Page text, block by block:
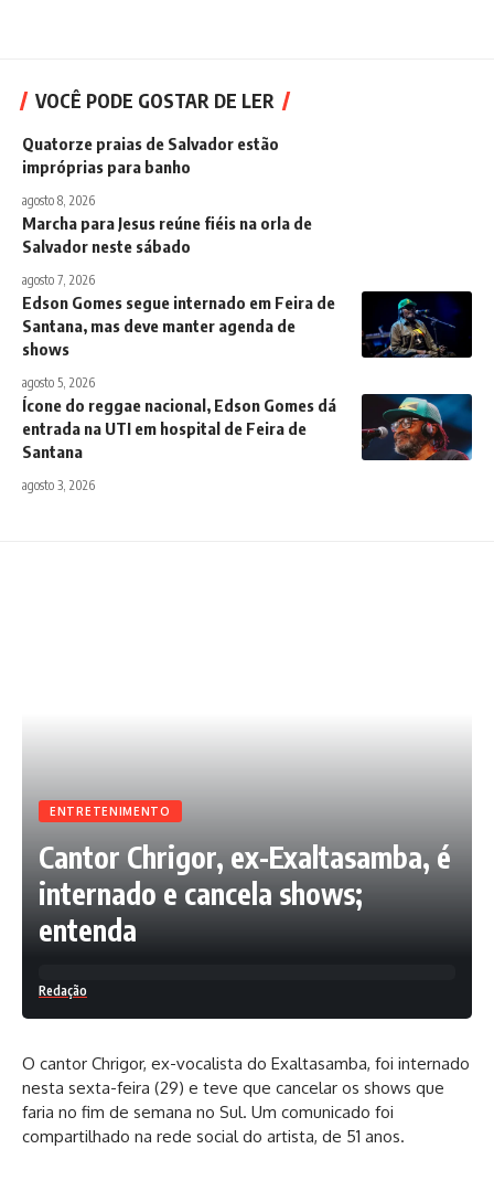
VOCÊ PODE GOSTAR DE LER
Quatorze praias de Salvador estão
impróprias para banho
agosto 8, 2026
Marcha para Jesus reúne fiéis na orla de
Salvador neste sábado
agosto 7, 2026
Edson Gomes segue internado em Feira de
Santana, mas deve manter agenda de
shows
agosto 5, 2026
Ícone do reggae nacional, Edson Gomes dá
entrada na UTI em hospital de Feira de
Santana
agosto 3, 2026
ENTRETENIMENTO
Cantor Chrigor, ex-Exaltasamba, é
internado e cancela shows;
entenda
Redação
O cantor Chrigor, ex-vocalista do Exaltasamba, foi internado
nesta sexta-feira (29) e teve que cancelar os shows que
faria no fim de semana no Sul. Um comunicado foi
compartilhado na rede social do artista, de 51 anos.